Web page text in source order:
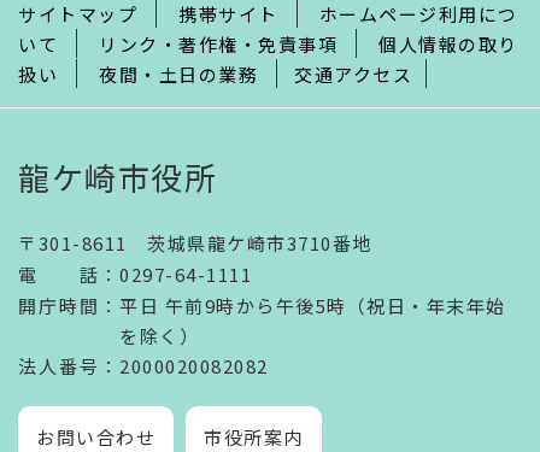
サイトマップ 携帯サイト
ホームページ利用につ
いて
リンク・著作権・免責事項
個人情報の取り
扱い
夜間・土日の業務 交通アクセス
龍ケ崎市役所
〒301-8611 茨城県龍ケ崎市3710番地
電話 ： 0297-64-1111
開庁時間 ： 平日 午前9時から午後5時（祝日・年末年始
を除く）
法人番号 ：2000020082082
お問い合わせ 市役所案内